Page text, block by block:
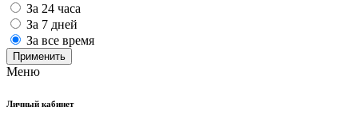
За 24 часа
За 7 дней
За все время
Применить
Меню
Личный кабинет